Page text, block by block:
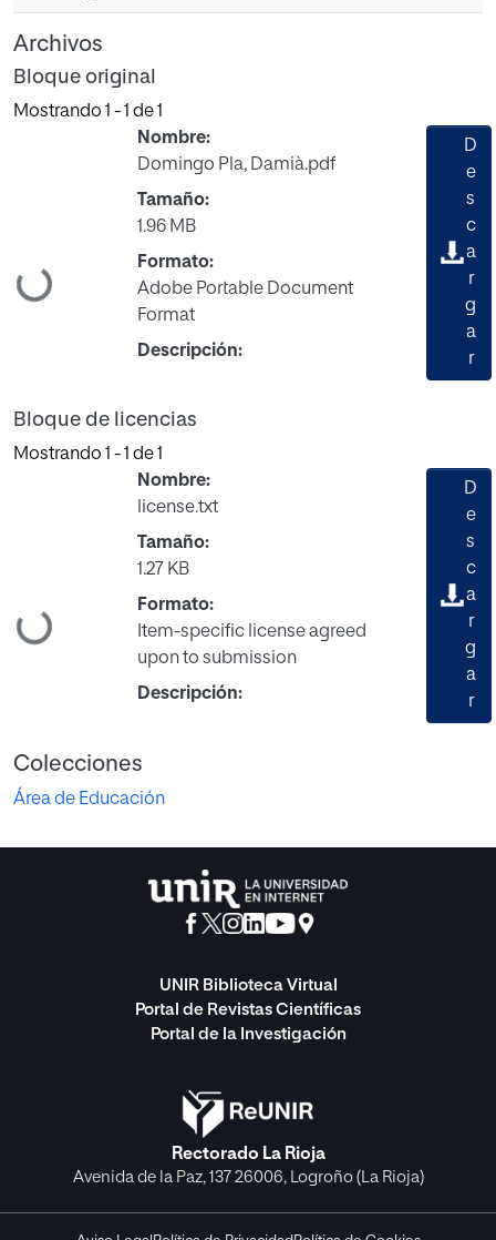
Archivos
Bloque original
Mostrando 1 - 1 de 1
Cargando...
Nombre:
Domingo Pla, Damià.pdf
Tamaño:
1.96 MB
Formato:
Adobe Portable Document
Format
Descripción:
D
e
s
c
a
r
g
a
r
Bloque de licencias
Mostrando 1 - 1 de 1
Cargando...
Nombre:
license.txt
Tamaño:
1.27 KB
Formato:
Item-specific license agreed
upon to submission
Descripción:
D
e
s
c
a
r
g
a
r
Colecciones
Área de Educación
UNIR Biblioteca Virtual
Portal de Revistas Científicas
Portal de la Investigación
Rectorado La Rioja
Avenida de la Paz, 137 26006, Logroño (La Rioja)